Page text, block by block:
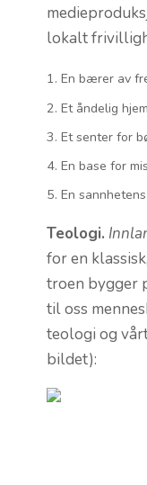
lokalt
En bærer av
Et åndelig
Et senter for
En base for
En
Teologi.
for en
troen bygger
til oss
teologi og
bildet):